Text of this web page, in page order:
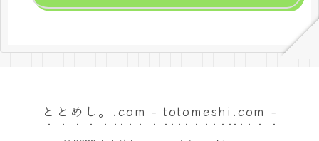
ととめし。.com - totomeshi.com -